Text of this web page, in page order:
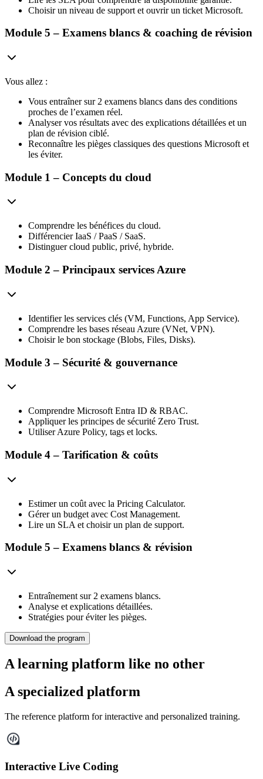
Choisir un niveau de support et ouvrir un ticket Microsoft.
Module 5 – Examens blancs & coaching de révision
Vous allez :
Vous entraîner sur 2 examens blancs dans des conditions
proches de l’examen réel.
Analyser vos résultats avec des explications détaillées et un
plan de révision ciblé.
Reconnaître les pièges classiques des questions Microsoft et
les éviter.
Module 1 – Concepts du cloud
Comprendre les bénéfices du cloud.
Différencier IaaS / PaaS / SaaS.
Distinguer cloud public, privé, hybride.
Module 2 – Principaux services Azure
Identifier les services clés (VM, Functions, App Service).
Comprendre les bases réseau Azure (VNet, VPN).
Choisir le bon stockage (Blobs, Files, Disks).
Module 3 – Sécurité & gouvernance
Comprendre Microsoft Entra ID & RBAC.
Appliquer les principes de sécurité Zero Trust.
Utiliser Azure Policy, tags et locks.
Module 4 – Tarification & coûts
Estimer un coût avec la Pricing Calculator.
Gérer un budget avec Cost Management.
Lire un SLA et choisir un plan de support.
Module 5 – Examens blancs & révision
Entraînement sur 2 examens blancs.
Analyse et explications détaillées.
Stratégies pour éviter les pièges.
Download the program
A learning platform like no other
A specialized platform
The reference platform for interactive and personalized training.
Interactive Live Coding